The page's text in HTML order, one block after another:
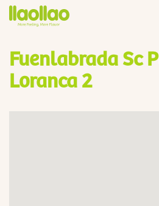
Fuenlabrada Sc
Loranca 2